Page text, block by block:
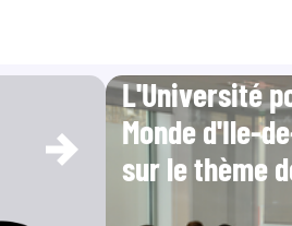
L'Université
Monde d'Ile-
sur le thème